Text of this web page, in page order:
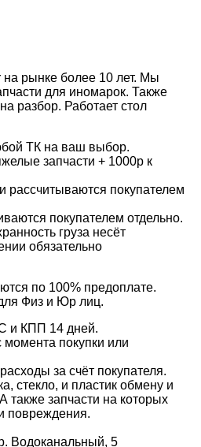
рынке более 10 лет. Мы
для иномарок. Также
разбор. Работает стол
ТК на ваш выбор.
запчасти + 1000р к
рассчитываются покупателем
покупателем отдельно.
груза несёт
обязательно
по 100% предоплате.
Физ и Юр лиц.
и КПП 14 дней.
момента покупки или
за счёт покупателя.
стекло, и пластик обмену и
также запчасти на которых
повреждения.
Водоканальный, 5